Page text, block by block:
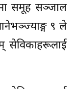
समूह सञ्जाल
९ ले
सेविकाहरूलाई